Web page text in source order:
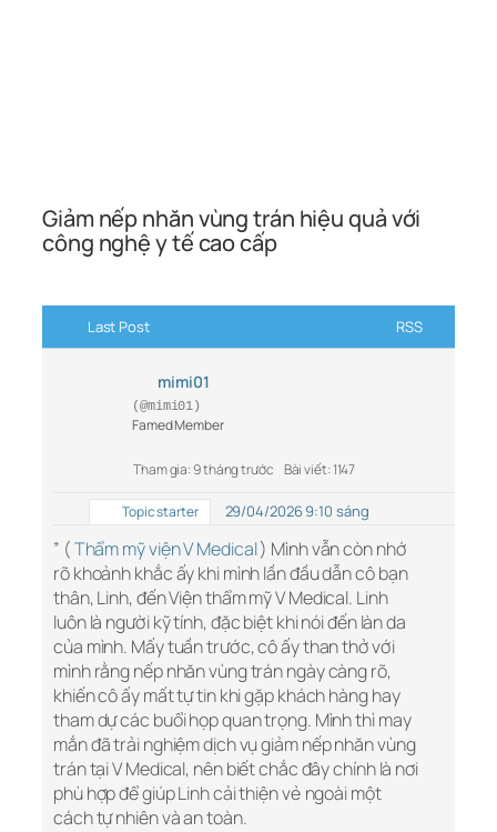
Giảm nếp nhăn vùng trán hiệu quả với
công nghệ y tế cao cấp
Last Post RSS
mimi01
(@mimi01)
Famed Member
Tham gia: 9 tháng trước Bài viết: 1147
Topic starter 29/04/2026 9:10 sáng
” (Thẩm mỹ viện V Medical) Mình vẫn còn nhớ
rõ khoảnh khắc ấy khi mình lần đầu dẫn cô bạn
thân, Linh, đến Viện thẩm mỹ V Medical. Linh
luôn là người kỹ tính, đặc biệt khi nói đến làn da
của mình. Mấy tuần trước, cô ấy than thở với
mình rằng nếp nhăn vùng trán ngày càng rõ,
khiến cô ấy mất tự tin khi gặp khách hàng hay
tham dự các buổi họp quan trọng. Mình thì may
mắn đã trải nghiệm dịch vụ giảm nếp nhăn vùng
trán tại V Medical, nên biết chắc đây chính là nơi
phù hợp để giúp Linh cải thiện vẻ ngoài một
cách tự nhiên và an toàn.